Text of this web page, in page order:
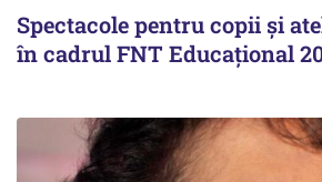
Spectacole pentru copii și
în cadrul FNT Educațional